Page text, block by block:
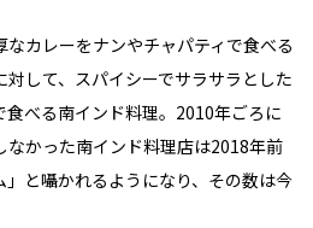
カレーをナンやチャパティで食べる
して、スパイシーでサラサラとした
べる南インド料理。2010年ごろに
なかった南インド料理店は2018年前
と囁かれるようになり、その数は今